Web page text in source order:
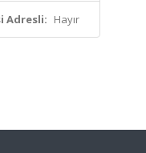
Adresli: Hayır